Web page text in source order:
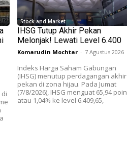
Stock and Market
IHSG Tutup Akhir Pekan
Melonjak! Lewati Level 6.400
Komarudin Mochtar - 7 Agustus 2026
Indeks Harga Saham Gabungan
(IHSG) menutup perdagangan akhir
pekan di zona hijau. Pada Jumat
(7/8/2026), IHSG menguat 65,94 poin
atau 1,04% ke level 6.409,65,